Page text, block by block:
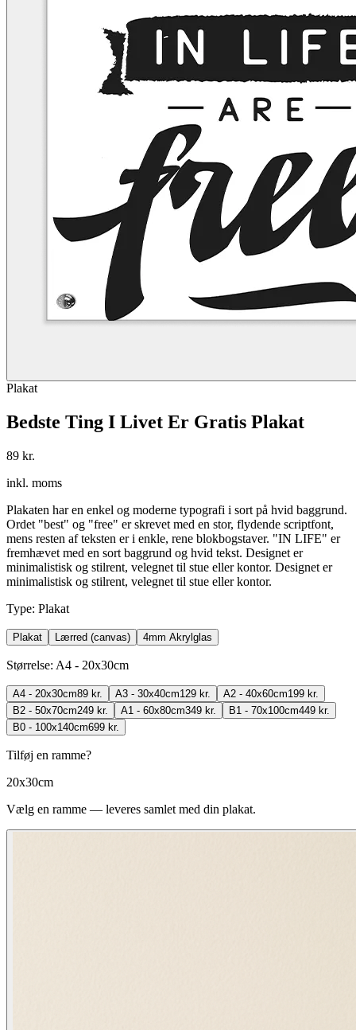
Plakat
Bedste Ting I Livet Er Gratis Plakat
89 kr.
inkl. moms
Plakaten har en enkel og moderne typografi i sort på hvid baggrund.
Ordet "best" og "free" er skrevet med en stor, flydende scriptfont,
mens resten af teksten er i enkle, rene blokbogstaver. "IN LIFE" er
fremhævet med en sort baggrund og hvid tekst. Designet er
minimalistisk og stilrent, velegnet til stue eller kontor. Designet er
minimalistisk og stilrent, velegnet til stue eller kontor.
Type: Plakat
Plakat Lærred (canvas) 4mm Akrylglas
Størrelse: A4 - 20x30cm
A4 - 20x30cm89 kr. A3 - 30x40cm129 kr. A2 - 40x60cm199 kr.
B2 - 50x70cm249 kr. A1 - 60x80cm349 kr. B1 - 70x100cm449 kr.
B0 - 100x140cm699 kr.
Tilføj en ramme?
20x30cm
Vælg en ramme — leveres samlet med din plakat.